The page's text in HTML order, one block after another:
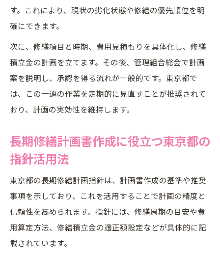
す。これにより、現状の劣化状態や修繕の優先順位を明
確にできます。
次に、修繕項目と時期、費用見積もりを具体化し、修繕
積立金の計画を立てます。その後、管理組合総会で計画
案を説明し、承認を得る流れが一般的です。東京都で
は、この一連の作業を定期的に見直すことが推奨されて
おり、計画の実効性を維持します。
長期修繕計画書作成に役立つ東京都の
指針活用法
東京都の長期修繕計画指針は、計画書作成の基準や推奨
事項を示しており、これを活用することで計画の精度と
信頼性を高められます。指針には、修繕周期の目安や費
用算定方法、修繕積立金の適正額設定などが具体的に記
載されています。